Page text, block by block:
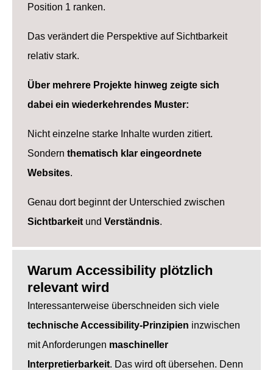
Position 1 ranken.
Das verändert die Perspektive auf Sichtbarkeit
relativ stark.
Über mehrere Projekte hinweg zeigte sich
dabei ein wiederkehrendes Muster:
Nicht einzelne starke Inhalte wurden zitiert.
Sondern thematisch klar eingeordnete
Websites.
Genau dort beginnt der Unterschied zwischen
Sichtbarkeit und Verständnis.
Warum Accessibility plötzlich
relevant wird
Interessanterweise überschneiden sich viele
technische Accessibility-Prinzipien inzwischen
mit Anforderungen maschineller
Interpretierbarkeit. Das wird oft übersehen. Denn